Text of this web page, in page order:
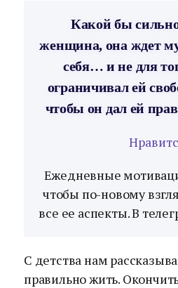
Какой бы
женщина, она ждет
себя… и не для
ограничивал ей
чтобы он дал ей
Ежедневные
чтобы по-новому
все ее аспекты. В
С детства нам
правильно жить.